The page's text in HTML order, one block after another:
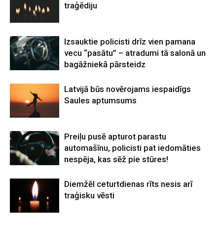
traģēdiju
Izsauktie policisti drīz vien pamana
vecu “pasātu” – atradumi tā salonā un
bagāžniekā pārsteidz
Latvijā būs novērojams iespaidīgs
Saules aptumsums
Preiļu pusē apturot parastu
automašīnu, policisti pat iedomāties
nespēja, kas sēž pie stūres!
Diemžēl ceturtdienas rīts nesis arī
traģisku vēsti